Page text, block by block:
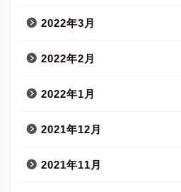
2022年3月
2022年2月
2022年1月
2021年12月
2021年11月